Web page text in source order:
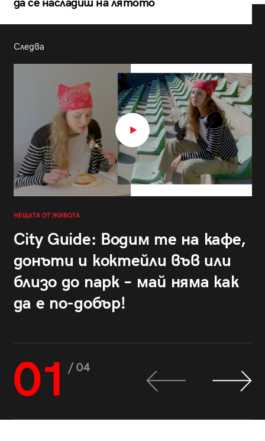
да се насладиш на лятото
Следва
НЕЩАТА ОТ ЖИВОТА
City Guide: Водим те на кафе,
донъти и коктейли във или
близо до парк – май няма как
да е по-добър!
01 / 04